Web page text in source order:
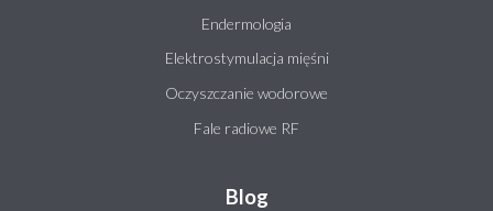
Endermologia
Elektrostymulacja mięśni
Oczyszczanie wodorowe
Fale radiowe RF
Blog